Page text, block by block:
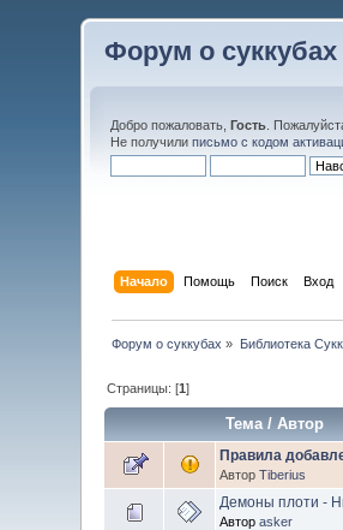
Форум о суккубах
Добро пожаловать,Гость .
Не получилиписьмо с кодом
Начало Помощь Поиск Вход
Форум о суккубах » Библиотека
Страницы: [1]
Тема/Автор
Правила
АвторTiberius
Демоны плоти -
Авторasker